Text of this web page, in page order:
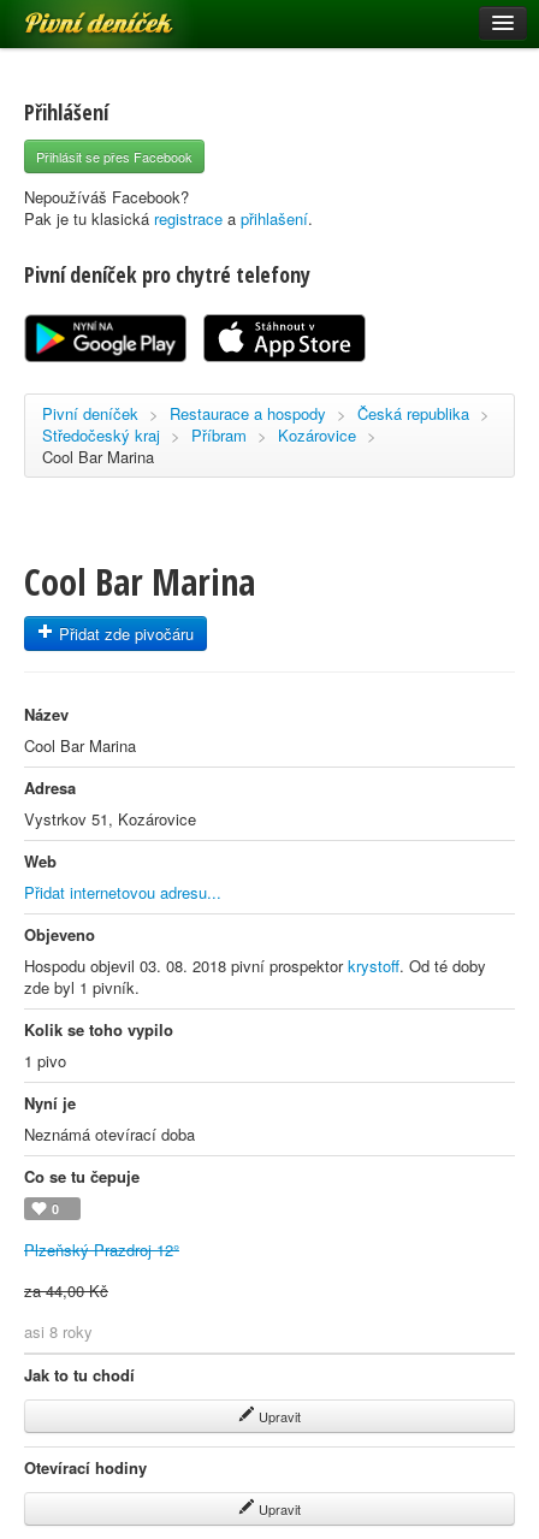
Pivní deníček
Pivní mapa
Pivní značky
Nápověda
Registrace
Přihlášení
Přihlásit se přes Facebook
Nepoužíváš Facebook?
Pak je tu klasická registrace a přihlašení.
Pivní deníček pro chytré telefony
Pivní deníček > Restaurace a hospody > Česká republika >
Středočeský kraj > Příbram > Kozárovice >
Cool Bar Marina
Cool Bar Marina
Přidat zde pivočáru
Název
Cool Bar Marina
Adresa
Vystrkov 51, Kozárovice
Web
Přidat internetovou adresu...
Objeveno
Hospodu objevil 03. 08. 2018 pivní prospektorkrystoff. Od té doby
zde byl 1 pivník.
Kolik se toho vypilo
1 pivo
Nyní je
Neznámá otevírací doba
Co se tu čepuje
0
Plzeňský Prazdroj 12°
za 44,00 Kč
asi 8 roky
Jak to tu chodí
Upravit
Otevírací hodiny
Upravit